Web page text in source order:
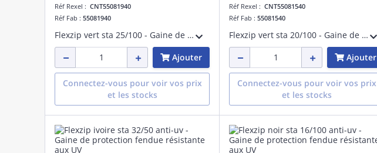
Réf Rexel : CNT55081940
Réf Fab : 55081940
Flexzip vert sta 25/100 - Gaine de protection fendue - Pose en montage apparent à l'intérieur des bâtiments - Non propagateur de la flamme - Fabriqué en France
Ajouter
Connectez-vous pour voir vos prix
et les stocks
Réf Rexel : CNT55081540
Réf Fab : 55081540
Flexzip vert sta 20/100 - Gaine de protection fendue - Pose en montage apparent à l'intérieur des bâtiments - Non propagateur de la flamme - Fabriqué en France
Ajouter
Connectez-vous pour voir vos prix
et les stocks